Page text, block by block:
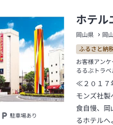
駐車場あり
ホテル
岡山県 岡
ふるさと納
お客様アン
るるぶトラ
≪２０１７
モンズ社
食自慢、岡
るホテルへ